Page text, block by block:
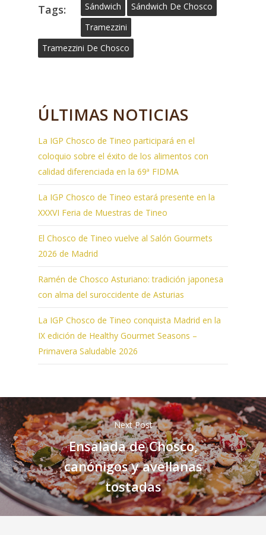
Tags: Sándwich
Sándwich De Chosco
Tramezzini
Tramezzini De Chosco
ÚLTIMAS NOTICIAS
La IGP Chosco de Tineo participará en el
coloquio sobre el éxito de los alimentos con
calidad diferenciada en la 69ª FIDMA
La IGP Chosco de Tineo estará presente en la
XXXVI Feria de Muestras de Tineo
El Chosco de Tineo vuelve al Salón Gourmets
2026 de Madrid
Ramén de Chosco Asturiano: tradición japonesa
con alma del suroccidente de Asturias
La IGP Chosco de Tineo conquista Madrid en la
IX edición de Healthy Gourmet Seasons –
Primavera Saludable 2026
Next Post
Ensalada de Chosco,
canónigos y avellanas
tostadas